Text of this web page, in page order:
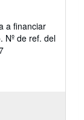
a financiar
Nº de ref. del